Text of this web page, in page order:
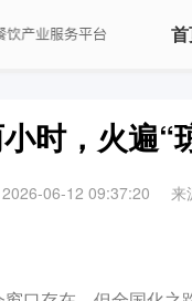
时，火遍“
2026-06-12 09:37:20 来